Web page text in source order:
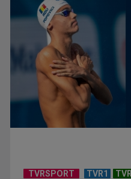
Federația SANITAS
sistemul sanitar
TVRSPORT TVR1